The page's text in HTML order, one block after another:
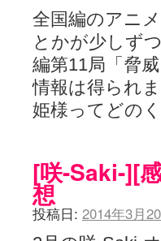
全国編のアニ
とかが少しず
編第11局「脅
情報は得られ
姫様ってどの
[咲-Saki-][
想
投稿日: 2014年3月